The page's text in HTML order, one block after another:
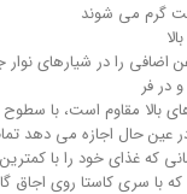
گرم می شوند
اضافی را در شیارهای
در فر
بالا مقاوم است، با
عین حال اجازه می دهد
که غذای خود را با
با سری کاستا روی اجاق